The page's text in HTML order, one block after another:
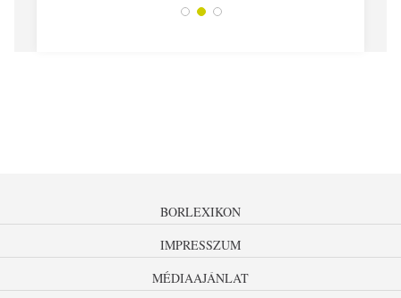
BORLEXIKON
IMPRESSZUM
MÉDIAAJÁNLAT